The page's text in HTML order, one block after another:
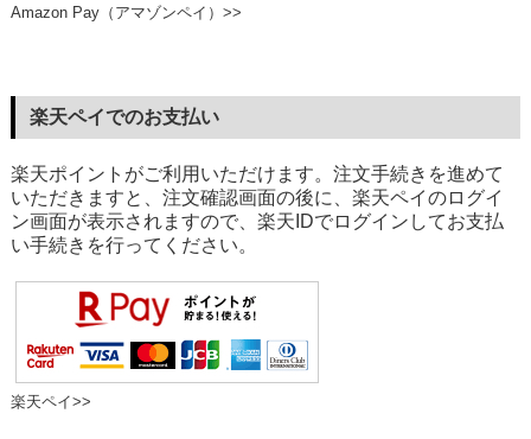
Amazon Pay（アマゾンペイ）>>
楽天ペイでのお支払い
楽天ポイントがご利用いただけます。注文手続きを進めて
いただきますと、注文確認画面の後に、楽天ペイのログイ
ン画面が表示されますので、楽天IDでログインしてお支払
い手続きを行ってください。
楽天ペイ>>